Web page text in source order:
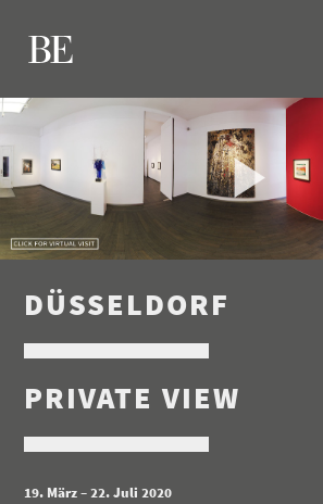
DÜSSELDORF
PRIVATE VIEW
19. März – 22. Juli 2020